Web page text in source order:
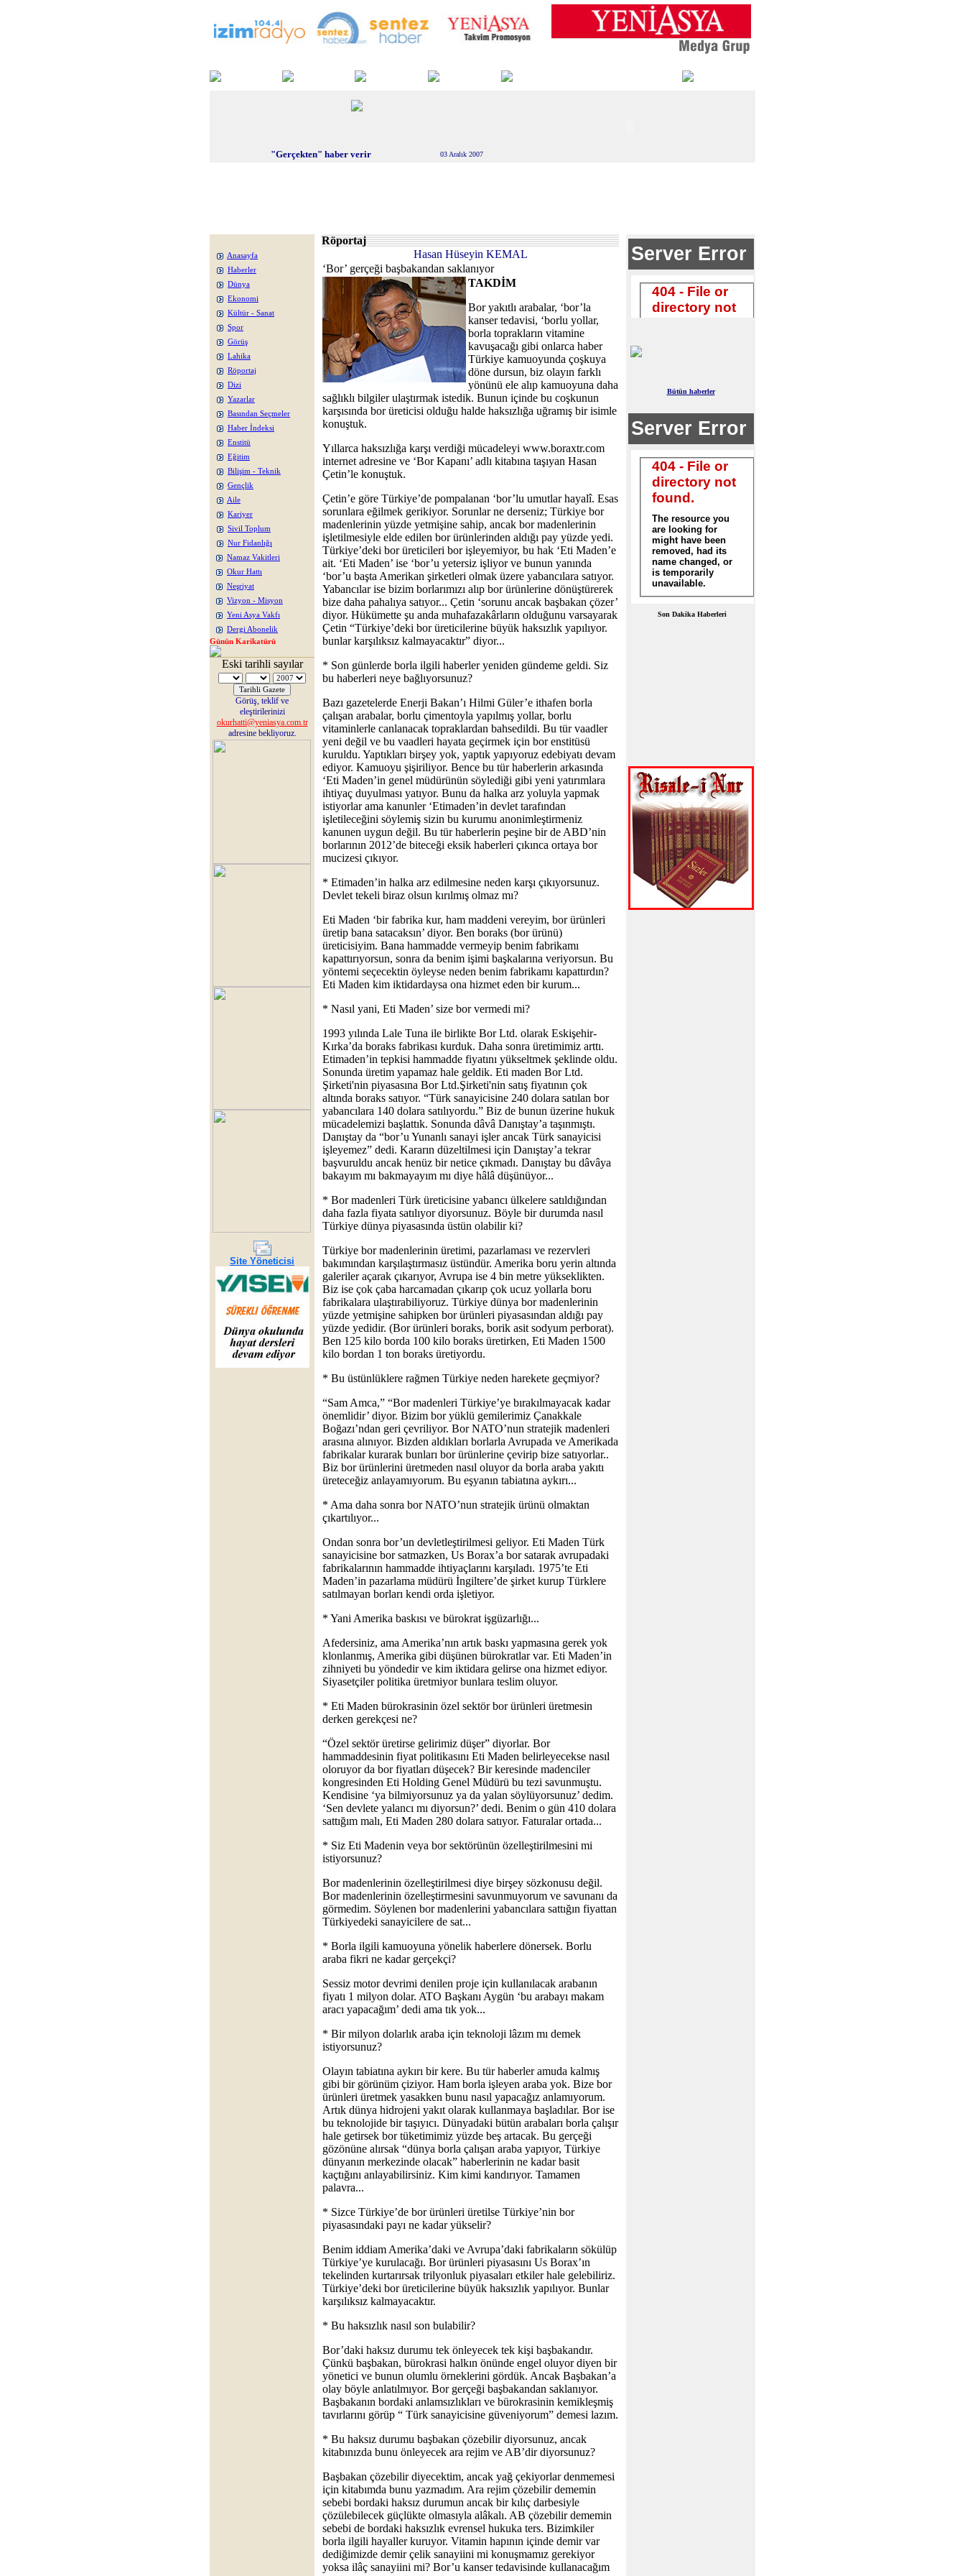
"Gerçekten" haber verir 03 Aralık 2007
Anasayfa
Haberler
Dünya
Ekonomi
Kültür - Sanat
Spor
Görüş
Lahika
Röportaj
Dizi
Yazarlar
Basından Seçmeler
Haber İndeksi
Enstitü
Eğitim
Bilişim - Teknik
Gençlik
Aile
Kariyer
Sivil Toplum
Nur Fidanlığı
Namaz Vakitleri
Okur Hattı
Neşriyat
Vizyon - Misyon
Yeni Asya Vakfı
Dergi Abonelik
Günün Karikatürü
Eski tarihli sayılar
Görüş, teklif ve
eleştirilerinizi
okurhatti@yeniasya.com.tr
adresine bekliyoruz.
Site Yöneticisi
Röportaj
Hasan Hüseyin KEMAL
‘Bor’ gerçeği başbakandan saklanıyor
TAKDİM
Bor yakıtlı arabalar, ‘bor’la
kanser tedavisi, ‘borlu yollar,
borla toprakların vitamine
kavuşacağı gibi onlarca haber
Türkiye kamuoyunda çoşkuya
döne dursun, biz olayın farklı
yönünü ele alıp kamuoyuna daha
sağlıklı bilgiler ulaştırmak istedik. Bunun içinde bu coşkunun
karşısında bor üreticisi olduğu halde haksızlığa uğramış bir isimle
konuştuk.
Yıllarca haksızlığa karşı verdiği mücadeleyi www.boraxtr.com
internet adresine ve ‘Bor Kapanı’ adlı kitabına taşıyan Hasan
Çetin’le konuştuk.
Çetin’e göre Türkiye’de pompalanan ‘bor’lu umutlar hayalî. Esas
sorunlara eğilmek gerikiyor. Sorunlar ne derseniz; Türkiye bor
madenlerinin yüzde yetmişine sahip, ancak bor madenlerinin
işletilmesiyle elde edilen bor ürünlerinden aldığı pay yüzde yedi.
Türkiye’deki bor üreticileri bor işleyemiyor, bu hak ‘Eti Maden’e
ait. ‘Eti Maden’ ise ‘bor’u yetersiz işliyor ve bunun yanında
‘bor’u başta Amerikan şirketleri olmak üzere yabancılara satıyor.
Yabancılar ise bizim borlarımızı alıp bor ürünlerine dönüştürerek
bize daha pahalıya satıyor... Çetin ‘sorunu ancak başbakan çözer’
diyor. Hükümette şu anda muhafazakârların olduğunu varsayarak
Çetin “Türkiye’deki bor üreticilerine büyük haksızlık yapılıyor.
bunlar karşılıksız kalmayacaktır” diyor...
* Son günlerde borla ilgili haberler yeniden gündeme geldi. Siz
bu haberleri neye bağlıyorsunuz?
Bazı gazetelerde Enerji Bakan’ı Hilmi Güler’e ithafen borla
çalışan arabalar, borlu çimentoyla yapılmış yollar, borlu
vitaminlerle canlanacak topraklardan bahsedildi. Bu tür vaadler
yeni değil ve bu vaadleri hayata geçirmek için bor enstitüsü
kuruldu. Yaptıkları birşey yok, yaptık yapıyoruz edebiyatı devam
ediyor. Kamuoyu şişiriliyor. Bence bu tür haberlerin arkasında
‘Eti Maden’in genel müdürünün söylediği gibi yeni yatırımlara
ihtiyaç duyulması yatıyor. Bunu da halka arz yoluyla yapmak
istiyorlar ama kanunler ‘Etimaden’in devlet tarafından
işletileceğini söylemiş sizin bu kurumu anonimleştirmeniz
kanunen uygun değil. Bu tür haberlerin peşine bir de ABD’nin
borlarının 2012’de biteceği eksik haberleri çıkınca ortaya bor
mucizesi çıkıyor.
* Etimaden’in halka arz edilmesine neden karşı çıkıyorsunuz.
Devlet tekeli biraz olsun kırılmış olmaz mı?
Eti Maden ‘bir fabrika kur, ham maddeni vereyim, bor ürünleri
üretip bana satacaksın’ diyor. Ben boraks (bor ürünü)
üreticisiyim. Bana hammadde vermeyip benim fabrikamı
kapattırıyorsun, sonra da benim işimi başkalarına veriyorsun. Bu
yöntemi seçecektin öyleyse neden benim fabrikamı kapattırdın?
Eti Maden kim iktidardaysa ona hizmet eden bir kurum...
* Nasıl yani, Eti Maden’ size bor vermedi mi?
1993 yılında Lale Tuna ile birlikte Bor Ltd. olarak Eskişehir-
Kırka’da boraks fabrikası kurduk. Daha sonra üretimimiz arttı.
Etimaden’in tepkisi hammadde fiyatını yükseltmek şeklinde oldu.
Sonunda üretim yapamaz hale geldik. Eti maden Bor Ltd.
Şirketi'nin piyasasına Bor Ltd.Şirketi'nin satış fiyatının çok
altında boraks satıyor. “Türk sanayicisine 240 dolara satılan bor
yabancılara 140 dolara satılıyordu.” Biz de bunun üzerine hukuk
mücadelemizi başlattık. Sonunda dâvâ Danıştay’a taşınmıştı.
Danıştay da “bor’u Yunanlı sanayi işler ancak Türk sanayicisi
işleyemez” dedi. Kararın düzeltilmesi için Danıştay’a tekrar
başvuruldu ancak henüz bir netice çıkmadı. Danıştay bu dâvâya
bakayım mı bakmayayım mı diye hâlâ düşünüyor...
* Bor madenleri Türk üreticisine yabancı ülkelere satıldığından
daha fazla fiyata satılıyor diyorsunuz. Böyle bir durumda nasıl
Türkiye dünya piyasasında üstün olabilir ki?
Türkiye bor madenlerinin üretimi, pazarlaması ve rezervleri
bakımından karşılaştırmasız üstündür. Amerika boru yerin altında
galeriler açarak çıkarıyor, Avrupa ise 4 bin metre yükseklikten.
Biz ise çok çaba harcamadan çıkarıp çok ucuz yollarla boru
fabrikalara ulaştırabiliyoruz. Türkiye dünya bor madenlerinin
yüzde yetmişine sahipken bor ürünleri piyasasından aldığı pay
yüzde yedidir. (Bor ürünleri boraks, borik asit sodyum perborat).
Ben 125 kilo borda 100 kilo boraks üretirken, Eti Maden 1500
kilo bordan 1 ton boraks üretiyordu.
* Bu üstünlüklere rağmen Türkiye neden harekete geçmiyor?
“Sam Amca,” “Bor madenleri Türkiye’ye bırakılmayacak kadar
önemlidir’ diyor. Bizim bor yüklü gemilerimiz Çanakkale
Boğazı’ndan geri çevriliyor. Bor NATO’nun stratejik madenleri
arasına alınıyor. Bizden aldıkları borlarla Avrupada ve Amerikada
fabrikalar kurarak bunları bor ürünlerine çevirip bize satıyorlar..
Biz bor ürünlerini üretmeden nasıl oluyor da borla araba yakıtı
üreteceğiz anlayamıyorum. Bu eşyanın tabiatına aykırı...
* Ama daha sonra bor NATO’nun stratejik ürünü olmaktan
çıkartılıyor...
Ondan sonra bor’un devletleştirilmesi geliyor. Eti Maden Türk
sanayicisine bor satmazken, Us Borax’a bor satarak avrupadaki
fabrikalarının hammadde ihtiyaçlarını karşıladı. 1975’te Eti
Maden’in pazarlama müdürü İngiltere’de şirket kurup Türklere
satılmayan borları kendi orda işletiyor.
* Yani Amerika baskısı ve bürokrat işgüzarlığı...
Afedersiniz, ama Amerika’nın artık baskı yapmasına gerek yok
klonlanmış, Amerika gibi düşünen bürokratlar var. Eti Maden’in
zihniyeti bu yöndedir ve kim iktidara gelirse ona hizmet ediyor.
Siyasetçiler politika üretmiyor bunlara teslim oluyor.
* Eti Maden bürokrasinin özel sektör bor ürünleri üretmesin
derken gerekçesi ne?
“Özel sektör üretirse gelirimiz düşer” diyorlar. Bor
hammaddesinin fiyat politikasını Eti Maden belirleyecekse nasıl
oloruyor da bor fiyatları düşecek? Bir keresinde madenciler
kongresinden Eti Holding Genel Müdürü bu tezi savunmuştu.
Kendisine ‘ya bilmiyorsunuz ya da yalan söylüyorsunuz’ dedim.
‘Sen devlete yalancı mı diyorsun?’ dedi. Benim o gün 410 dolara
sattığım malı, Eti Maden 280 dolara satıyor. Faturalar ortada...
* Siz Eti Madenin veya bor sektörünün özelleştirilmesini mi
istiyorsunuz?
Bor madenlerinin özelleştirilmesi diye birşey sözkonusu değil.
Bor madenlerinin özelleştirmesini savunmuyorum ve savunanı da
görmedim. Söylenen bor madenlerini yabancılara sattığın fiyattan
Türkiyedeki sanayicilere de sat...
* Borla ilgili kamuoyuna yönelik haberlere dönersek. Borlu
araba fikri ne kadar gerçekçi?
Sessiz motor devrimi denilen proje için kullanılacak arabanın
fiyatı 1 milyon dolar. ATO Başkanı Aygün ‘bu arabayı makam
aracı yapacağım’ dedi ama tık yok...
* Bir milyon dolarlık araba için teknoloji lâzım mı demek
istiyorsunuz?
Olayın tabiatına aykırı bir kere. Bu tür haberler amuda kalmış
gibi bir görünüm çiziyor. Ham borla işleyen araba yok. Bize bor
ürünleri üretmek yasakken bunu nasıl yapacağız anlamıyorum.
Artık dünya hidrojeni yakıt olarak kullanmaya başladılar. Bor ise
bu teknolojide bir taşıyıcı. Dünyadaki bütün arabaları borla çalışır
hale getirsek bor tüketimimiz yüzde beş artacak. Bu gerçeği
gözönüne alırsak “dünya borla çalışan araba yapıyor, Türkiye
dünyanın merkezinde olacak” haberlerinin ne kadar basit
kaçtığını anlayabilirsiniz. Kim kimi kandırıyor. Tamamen
palavra...
* Sizce Türkiye’de bor ürünleri üretilse Türkiye’nin bor
piyasasındaki payı ne kadar yükselir?
Benim iddiam Amerika’daki ve Avrupa’daki fabrikaların sökülüp
Türkiye’ye kurulacağı. Bor ürünleri piyasasını Us Borax’ın
tekelinden kurtarırsak trilyonluk piyasaları etkiler hale gelebiliriz.
Türkiye’deki bor üreticilerine büyük haksızlık yapılıyor. Bunlar
karşılıksız kalmayacaktır.
* Bu haksızlık nasıl son bulabilir?
Bor’daki haksız durumu tek önleyecek tek kişi başbakandır.
Çünkü başbakan, bürokrasi halkın önünde engel oluyor diyen bir
yönetici ve bunun olumlu örneklerini gördük. Ancak Başbakan’a
olay böyle anlatılmıyor. Bor gerçeği başbakandan saklanıyor.
Başbakanın bordaki anlamsızlıkları ve bürokrasinin kemikleşmiş
tavırlarını görüp “ Türk sanayicisine güveniyorum” demesi lazım.
* Bu haksız durumu başbakan çözebilir diyorsunuz, ancak
kitabınızda bunu önleyecek ara rejim ve AB’dir diyorsunuz?
Başbakan çözebilir diyecektim, ancak yağ çekiyorlar denmemesi
için kitabımda bunu yazmadım. Ara rejim çözebilir dememin
sebebi bordaki haksız durumun ancak bir kılıç darbesiyle
çözülebilecek güçlükte olmasıyla alâkalı. AB çözebilir dememin
sebebi de bordaki haksızlık evrensel hukuka ters. Bizimkiler
borla ilgili hayaller kuruyor. Vitamin hapının içinde demir var
dediğimizde demir çelik sanayiini mi konuşmamız gerekiyor
yoksa ilâç sanayiini mi? Bor’u kanser tedavisinde kullanacağım
Bütün haberler
Son Dakika Haberleri